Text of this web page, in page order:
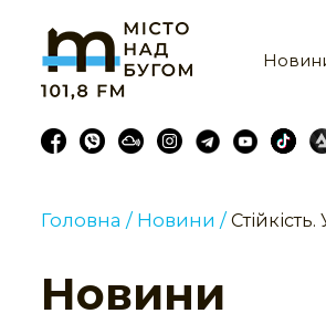
Головна / Новини /
Новини